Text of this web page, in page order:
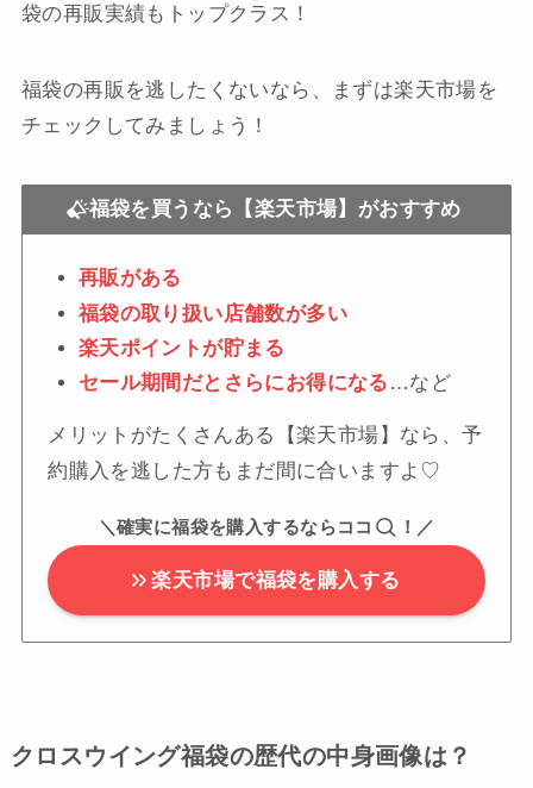
袋の再販実績もトップクラス！
福袋の再販を逃したくないなら、まずは楽天市場を
チェックしてみましょう！
福袋を買うなら【楽天市場】がおすすめ
再販がある
福袋の取り扱い店舗数が多い
楽天ポイントが貯まる
セール期間だとさらにお得になる …など
メリットがたくさんある【楽天市場】なら、予
約購入を逃した方もまだ間に合いますよ♡
＼確実に福袋を購入するならココ ！／
楽天市場で福袋を購入する
クロスウイング福袋の歴代の中身画像は？